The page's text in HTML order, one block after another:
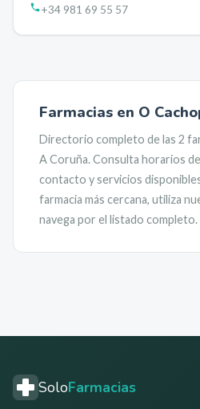
+34 981 69 55 57
Farmacias en O
Directorio completo de las 2
A Coruña. Consulta horarios
contacto y servicios
farmacia más cercana, utiliza
navega por el listado completo.
SoloFarmacias